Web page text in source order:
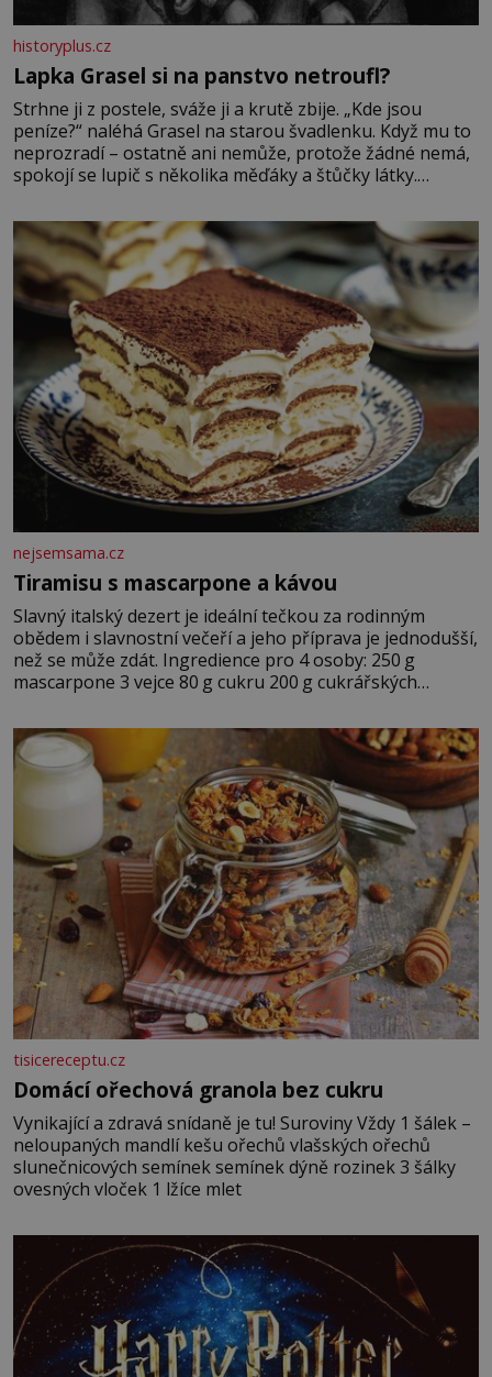
historyplus.cz
Lapka Grasel si na panstvo netroufl?
Strhne ji z postele, sváže ji a krutě zbije. „Kde jsou
peníze?“ naléhá Grasel na starou švadlenku. Když mu to
neprozradí – ostatně ani nemůže, protože žádné nemá,
spokojí se lupič s několika měďáky a štůčky látky.
krutý. Jeho činy budí hrůzu ještě dlouho po jeho smrti
nejsemsama.cz
Tiramisu s mascarpone a kávou
Slavný italský dezert je ideální tečkou za rodinným
obědem i slavnostní večeří a jeho příprava je jednodušší,
než se může zdát. Ingredience pro 4 osoby: 250 g
mascarpone 3 vejce 80 g cukru 200 g cukrářských
posypání Postup: Oddělte žloutky od bílků. Žloutky
vyšlehejte s cukrem do světlé pěny a postupně do nich
vmíchejte mascarpone, aby vznikl hladký
tisicereceptu.cz
Domácí ořechová granola bez cukru
Vynikající a zdravá snídaně je tu! Suroviny Vždy 1 šálek –
neloupaných mandlí kešu ořechů vlašských ořechů
slunečnicových semínek semínek dýně rozinek 3 šálky
ovesných vloček 1 lžíce mlet